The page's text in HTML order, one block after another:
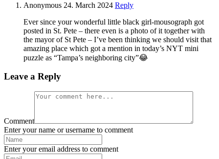
Anonymous 24. March 2024 Reply
Ever since your wonderful little black girl-mousograph got
posted in St. Pete – there even is a photo of it together with
the mayor of St Pete – I’ve been thinking we should visit that
amazing place which got a mention in today’s NYT mini
puzzle as “Tampa’s neighboring city”😂
Leave a Reply
Comment
Enter your name or username to comment
Enter your email address to comment